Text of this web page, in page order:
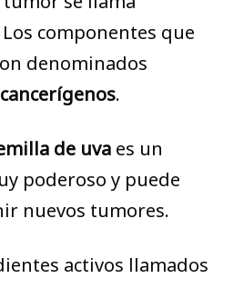
Los componentes que
denominados
.
de uva es un
poderoso y puede
nuevos tumores.
activos llamados